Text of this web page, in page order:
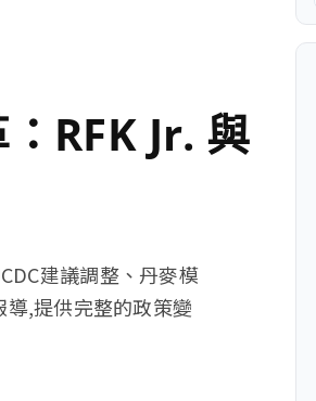
RFK Jr. 與
建議調整、丹麥模
,提供完整的政策變